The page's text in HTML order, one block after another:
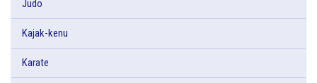
Judo
Kajak-kenu
Karate